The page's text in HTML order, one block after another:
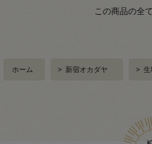
この商品の全
ホーム > 新宿オカダヤ > 生